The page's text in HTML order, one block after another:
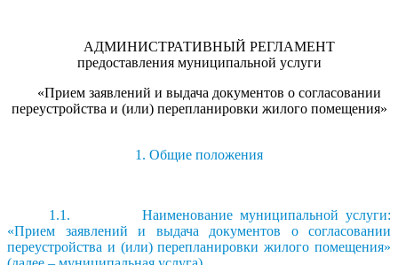
АДМИНИСТРАТИВНЫЙ РЕГЛАМЕНТ
предоставления муниципальной услуги
«Прием заявлений и выдача документов о согласовании
переустройства и (или) перепланировки жилого помещения»
1. Общие положения
1.1. Наименование муниципальной услуги:
«Прием заявлений и выдача документов о согласовании
переустройства и (или) перепланировки жилого помещения»